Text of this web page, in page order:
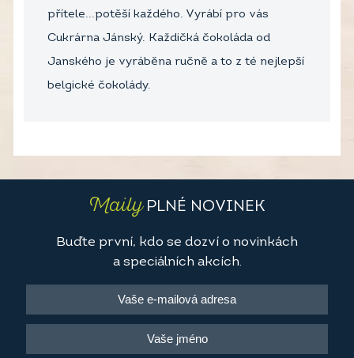
přítele...potěší každého. Vyrábí pro vás
Cukrárna Jánský. Každičká čokoláda od
Janského je vyráběna ručně a to z té nejlepší
belgické čokolády.
MailyPLNÉ NOVINEK
Buďte první, kdo se dozví o novinkách
a speciálních akcích.